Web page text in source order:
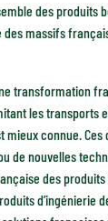
des
massifs
transformation
les
mieux connue.
de nouvelles
des